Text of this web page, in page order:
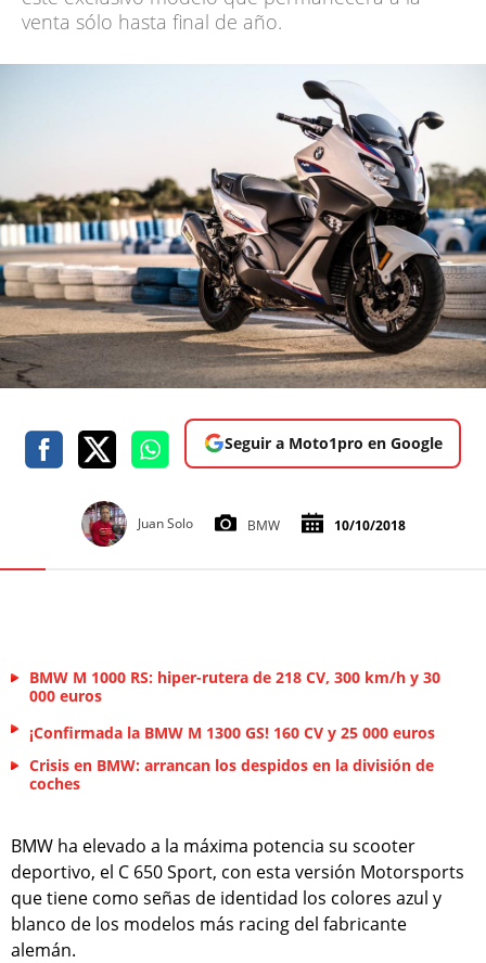
venta sólo hasta final de año.
Seguir a Moto1pro en Google
Juan Solo BMW 10/10/2018
BMW M 1000 RS: hiper-rutera de 218 CV, 300 km/h y 30
000 euros
¡Confirmada la BMW M 1300 GS! 160 CV y 25 000 euros
Crisis en BMW: arrancan los despidos en la división de
coches
BMW ha elevado a la máxima potencia su scooter
deportivo, el C 650 Sport, con esta versión Motorsports
que tiene como señas de identidad los colores azul y
blanco de los modelos más racing del fabricante
alemán.